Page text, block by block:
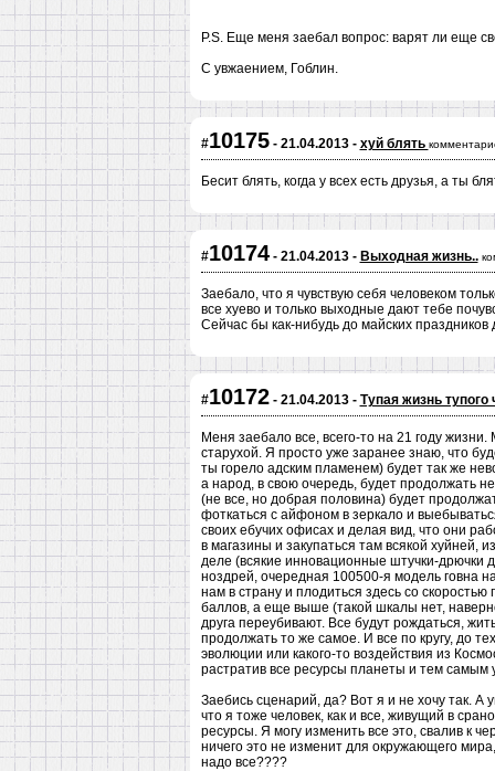
P.S. Еще меня заебал вопрос: варят ли еще
С увжаением, Гоблин.
#10175- 21.04.2013 - хуй блять
Бесит блять, когда у всех есть друзья, а ты
#10174- 21.04.2013 - Выходная жизнь..
Заебало, что я чувствую себя человеком
все хуево и только выходные дают тебе
Сейчас бы как-нибудь до майских праздников
#10172- 21.04.2013 - Тупая жизнь тупого
Меня заебало все, всего-то на 21 году
старухой. Я просто уже заранее знаю, что
ты горело адским пламенем) будет так же
а народ, в свою очередь, будет продолжать
(не все, но добрая половина) будет
фоткаться с айфоном в зеркало и
своих ебучих офисах и делая вид, что они
в магазины и закупаться там всякой хуйней,
деле (всякие инновационные штучки-дрючки
ноздрей, очередная 100500-я модель говна
нам в страну и плодиться здесь со
баллов, а еще выше (такой шкалы нет,
друга переубивают. Все будут рождаться,
продолжать то же самое. И все по кругу, до
эволюции или какого-то воздействия из
растратив все ресурсы планеты и тем самым
Заебись сценарий, да? Вот я и не хочу так.
что я тоже человек, как и все, живущий в
ресурсы. Я могу изменить все это, свалив к
ничего это не изменит для окружающего
надо все????